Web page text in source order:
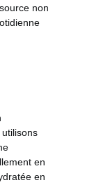
non
en
en